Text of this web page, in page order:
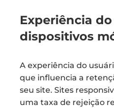
Experiência
dispositivos
A experiência do
que influencia a
seu site. Sites
uma taxa de rejeição